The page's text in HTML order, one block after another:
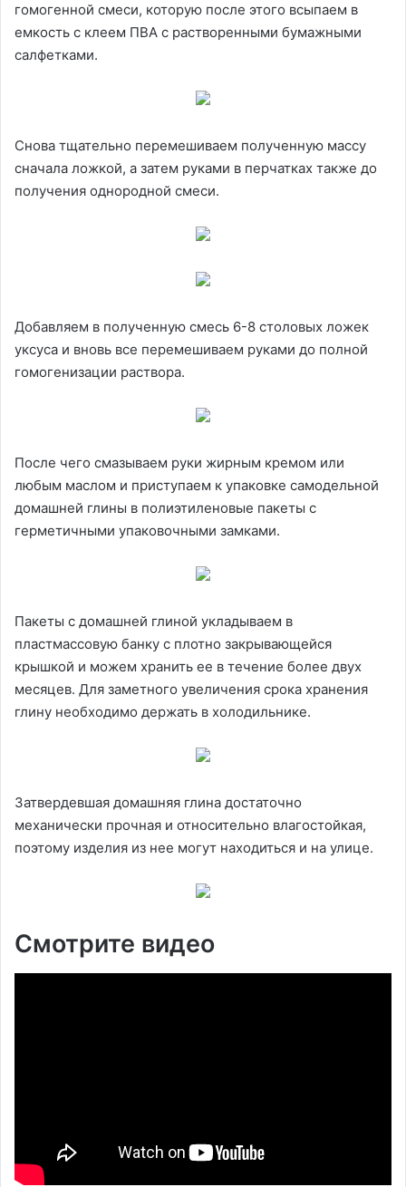
гомогенной смеси, которую после этого всыпаем в
емкость с клеем ПВА с растворенными бумажными
салфетками.
Снова тщательно перемешиваем полученную массу
сначала ложкой, а затем руками в перчатках также до
получения однородной смеси.
Добавляем в полученную смесь 6-8 столовых ложек
уксуса и вновь все перемешиваем руками до полной
гомогенизации раствора.
После чего смазываем руки жирным кремом или
любым маслом и приступаем к упаковке самодельной
домашней глины в полиэтиленовые пакеты с
герметичными упаковочными замками.
Пакеты с домашней глиной укладываем в
пластмассовую банку с плотно закрывающейся
крышкой и можем хранить ее в течение более двух
месяцев. Для заметного увеличения срока хранения
глину необходимо держать в холодильнике.
Затвердевшая домашняя глина достаточно
механически прочная и относительно влагостойкая,
поэтому изделия из нее могут находиться и на улице.
Смотрите видео